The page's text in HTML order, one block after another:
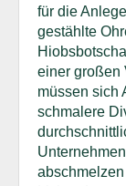
für die
gestählte
einer großen
müssen sich
schmalere